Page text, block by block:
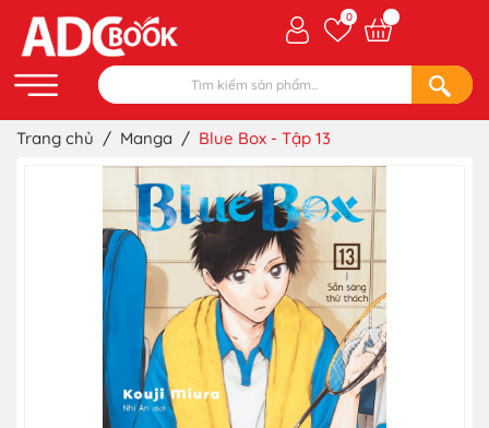
0
Trang chủ / Manga / Blue Box - Tập 13